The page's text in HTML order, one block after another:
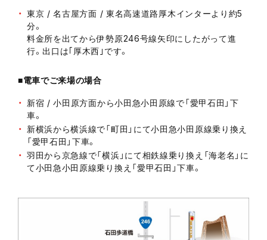
東京 / 名古屋方面 / 東名高速道路厚木インターより約5
分。
料金所を出てから伊勢原246号線矢印にしたがって進
行。出口は｢厚木西｣です。
■電車でご来場の場合
新宿 / 小田原方面から小田急小田原線で「愛甲石田」下
車。
新横浜から横浜線で「町田」にて小田急小田原線乗り換え
「愛甲石田」下車。
羽田から京急線で「横浜」にて相鉄線乗り換え「海老名」に
て小田急小田原線乗り換え「愛甲石田」下車。